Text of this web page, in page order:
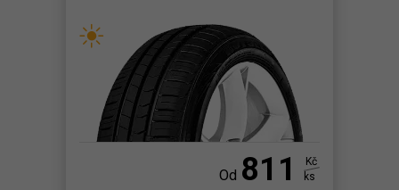
Od 811
Kč
ks